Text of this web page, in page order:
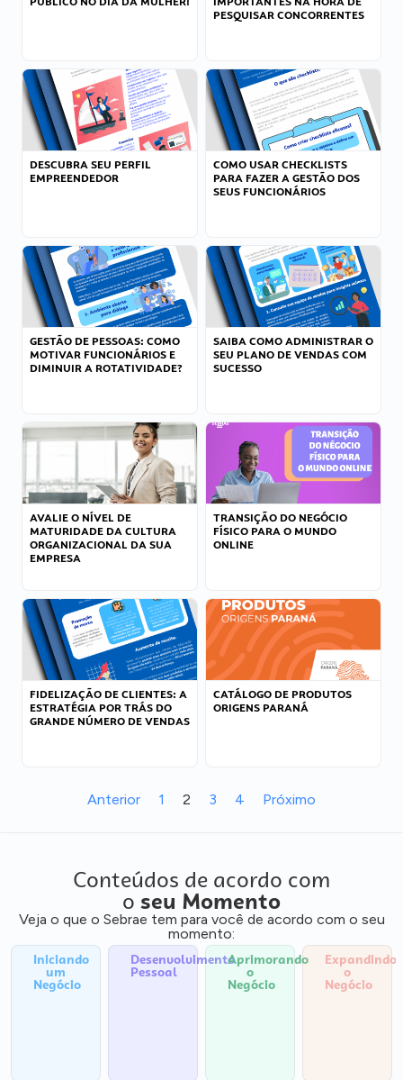
PESQUISAR CONCORRENTES
DESCUBRA SEU PERFIL
EMPREENDEDOR
COMO USAR CHECKLISTS
PARA FAZER A GESTÃO DOS
SEUS FUNCIONÁRIOS
GESTÃO DE PESSOAS: COMO
MOTIVAR FUNCIONÁRIOS E
DIMINUIR A ROTATIVIDADE?
SAIBA COMO ADMINISTRAR O
SEU PLANO DE VENDAS COM
SUCESSO
AVALIE O NÍVEL DE
MATURIDADE DA CULTURA
ORGANIZACIONAL DA SUA
EMPRESA
TRANSIÇÃO DO NEGÓCIO
FÍSICO PARA O MUNDO
ONLINE
FIDELIZAÇÃO DE CLIENTES: A
ESTRATÉGIA POR TRÁS DO
GRANDE NÚMERO DE VENDAS
CATÁLOGO DE PRODUTOS
ORIGENS PARANÁ
Anterior 1 2 3 4 Próximo
Conteúdos de acordo com
o seu Momento
Veja o que o Sebrae tem para você de acordo com o seu
momento:
Iniciando
um
Negócio
Desenvolvimento
Pessoal
Aprimorando
o
Negócio
Expandindo
o
Negócio